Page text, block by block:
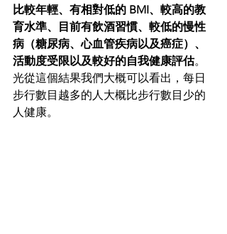
比較年輕、有相對低的 BMI、較高的教
育水準、目前有飲酒習慣、較低的慢性
病（糖尿病、心血管疾病以及癌症）、
活動度受限以及較好的自我健康評估。
光從這個結果我們大概可以看出，每日
步行數目越多的人大概比步行數目少的
人健康。